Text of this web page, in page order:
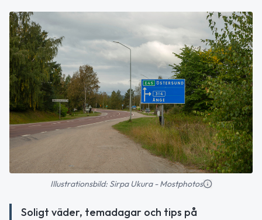
Illustrationsbild: Sirpa Ukura - Mostphotos
Soligt väder, temadagar och tips på